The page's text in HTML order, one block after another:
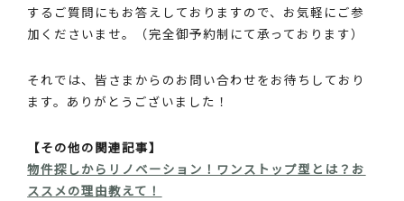
するご質問にもお答えしておりますので、お気軽にご参
加くださいませ。（完全御予約制にて承っております）
それでは、皆さまからのお問い合わせをお待ちしており
ます。ありがとうございました！
【その他の関連記事】
物件探しからリノベーション！ワンストップ型とは？お
ススメの理由教えて！